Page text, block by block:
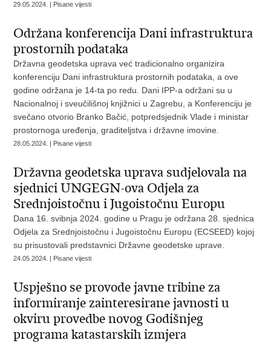
29.05.2024. | Pisane vijesti
Održana konferencija Dani infrastruktura
prostornih podataka
Državna geodetska uprava već tradicionalno organizira
konferenciju Dani infrastruktura prostornih podataka, a ove
godine održana je 14-ta po redu. Dani IPP-a održani su u
Nacionalnoj i sveučilišnoj knjižnici u Zagrebu, a Konferenciju je
svečano otvorio Branko Bačić, potpredsjednik Vlade i ministar
prostornoga uređenja, graditeljstva i državne imovine.
28.05.2024. | Pisane vijesti
Državna geodetska uprava sudjelovala na
sjednici UNGEGN-ova Odjela za
Srednjoistočnu i Jugoistočnu Europu
Dana 16. svibnja 2024. godine u Pragu je održana 28. sjednica
Odjela za Srednjoistočnu i Jugoistočnu Europu (ECSEED) kojoj
su prisustovali predstavnici Državne geodetske uprave.
24.05.2024. | Pisane vijesti
Uspješno se provode javne tribine za
informiranje zainteresirane javnosti u
okviru provedbe novog Godišnjeg
programa katastarskih izmjera